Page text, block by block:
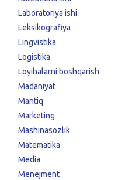
Laboratoriya ishi
Leksikografiya
Lingvistika
Logistika
Loyihalarni boshqarish
Madaniyat
Mantiq
Marketing
Mashinasozlik
Matematika
Media
Menejment